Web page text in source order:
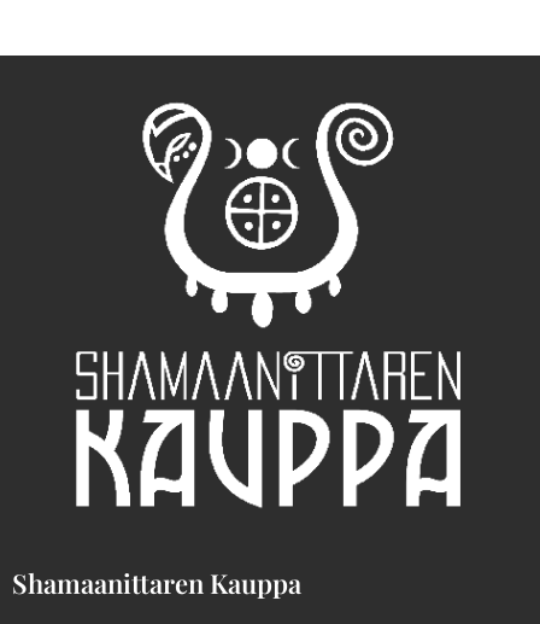
Shamaanittaren Kauppa